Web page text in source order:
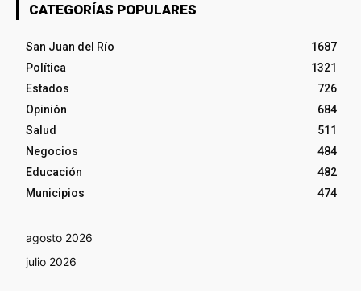
CATEGORÍAS POPULARES
San Juan del Río
1687
Política
1321
Estados
726
Opinión
684
Salud
511
Negocios
484
Educación
482
Municipios
474
agosto 2026
julio 2026